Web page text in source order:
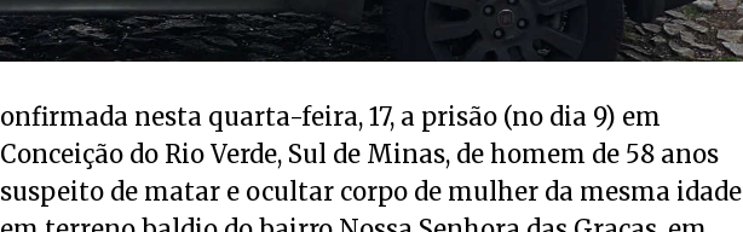
onfirmada nesta quarta-feira, 17, a prisão (no dia 9) em
Conceição do Rio Verde, Sul de Minas, de homem de 58 anos
suspeito de matar e ocultar corpo de mulher da mesma idade